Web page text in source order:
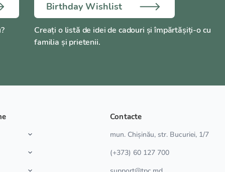
Birthday Wishlist
Creați o listă de idei de cadouri și împărtășiți-o cu
familia și prietenii.
Contacte
mun. Chișinău, str. Bucuriei, 1/7
(+373) 60 127 700